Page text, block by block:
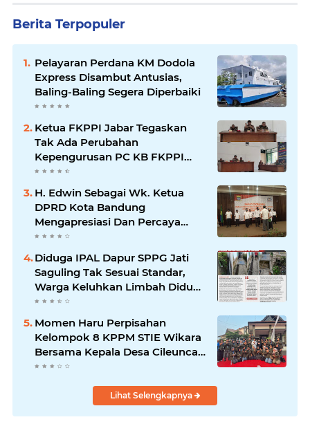
Berita Terpopuler
Pelayaran Perdana KM Dodola
Express Disambut Antusias,
Baling-Baling Segera Diperbaiki
Ketua FKPPI Jabar Tegaskan
Tak Ada Perubahan
Kepengurusan PC KB FKPPI
Sumedang, Ketua Cabang
Diminta Segera Konsolidasi
H. Edwin Sebagai Wk. Ketua
DPRD Kota Bandung
Mengapresiasi Dan Percaya
Penuh Kepada Kepemimpinan
Merdi Hajiji Sebagai ketua DPD
Lpm Kota Bandung Periode
2021-2026
Diduga IPAL Dapur SPPG Jati
Saguling Tak Sesuai Standar,
Warga Keluhkan Limbah Diduga
Mengalir ke Sungai
Momen Haru Perpisahan
Kelompok 8 KPPM STIE Wikara
Bersama Kepala Desa Cileunca
di Kecamatan Bojong
Lihat Selengkapnya